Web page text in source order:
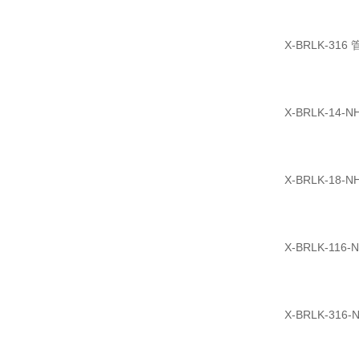
X-BRLK-316
X-BRLK-14-
X-BRLK-18-
X-BRLK-116-
X-BRLK-316-